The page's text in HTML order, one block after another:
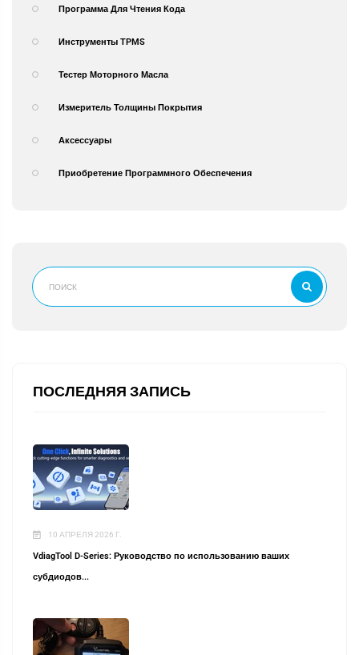
Программа Для Чтения Кода
Инструменты TPMS
Тестер Моторного Масла
Измеритель Толщины Покрытия
Аксессуары
Приобретение Программного Обеспечения
ПОСЛЕДНЯЯ ЗАПИСЬ
10 АПРЕЛЯ 2026 Г.
VdiagTool D-Series: Руководство по использованию ваших
субдиодов...